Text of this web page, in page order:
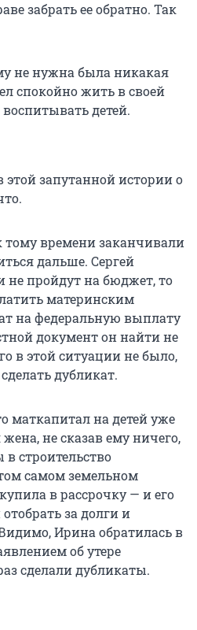
забрать ее обратно. Так
не нужна была никакая
спокойно жить в своей
детей.
запутанной истории о
времени заканчивали
дальше. Сергей
не пройдут на бюджет, то
материнским
на федеральную выплату
документ он найти не
в этой ситуации не было,
дубликат.
маткапитал на детей уже
не сказав ему ничего,
строительство
самом земельном
в рассрочку — и его
за долги и
Ирина обратилась в
об утере
сделали дубликаты.